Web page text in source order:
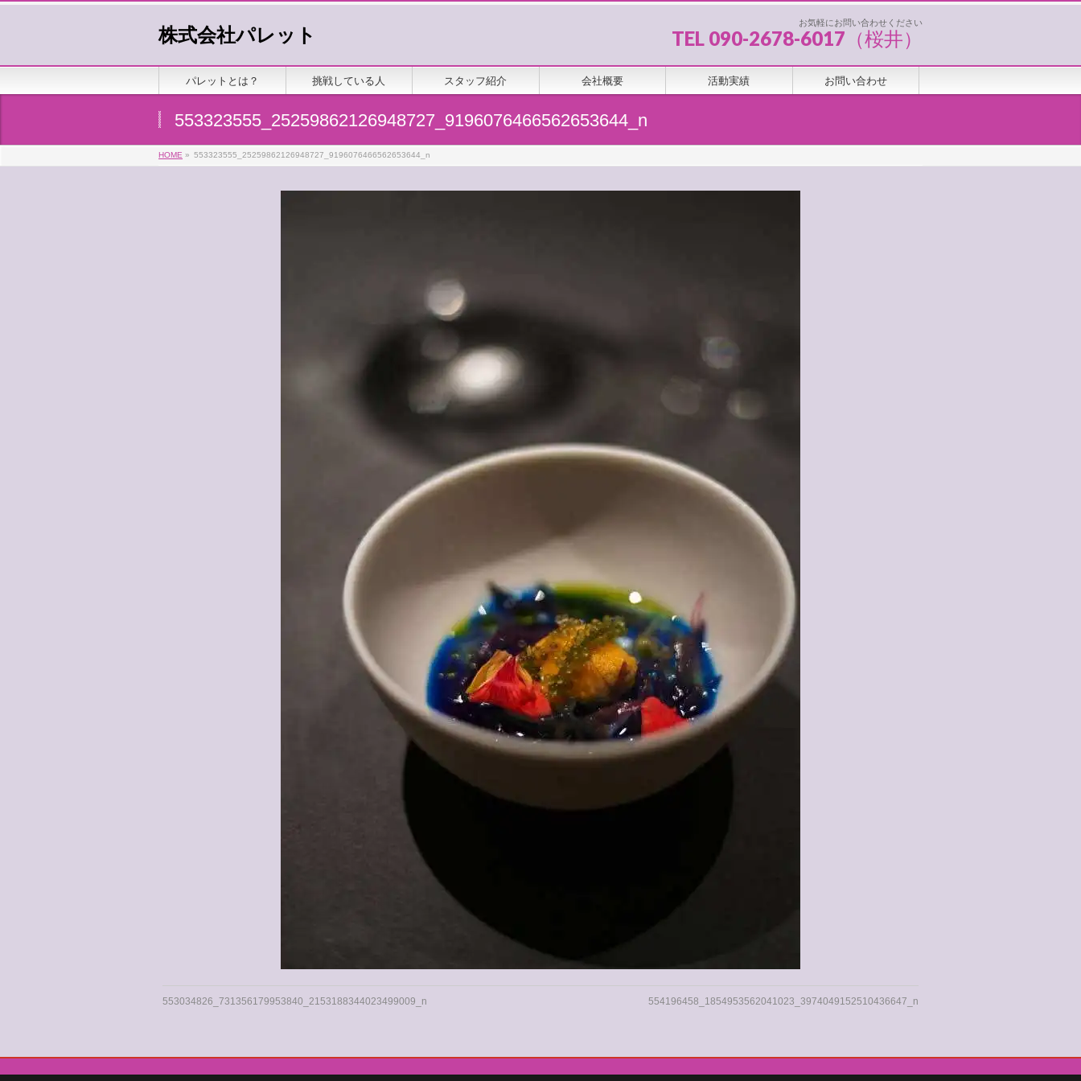
株式会社パレット
お気軽にお問い合わせください
TEL 090-2678-6017（桜井）
パレットとは？ 挑戦している人 スタッフ紹介 会社概要 活動実績 お問い合わせ
553323555_25259862126948727_9196076466562653644_n
HOME » 553323555_25259862126948727_9196076466562653644_n
553034826_731356179953840_2153188344023499009_n 554196458_1854953562041023_3974049152510436647_n